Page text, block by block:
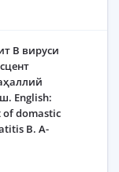
В вируси
English:
of domastic
B. A-